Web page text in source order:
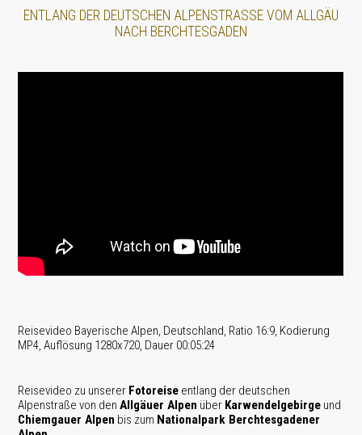
ENTLANG DER DEUTSCHEN ALPENSTRASSE VOM ALLGÄU N
ACH BERCHTESGADEN
Reisevideo Bayerische Alpen, Deutschland, Ratio 16:9, Kodierung
MP4, Auflösung 1280x720, Dauer 00:05:24
Reisevideo zu unserer Fotoreise entlang der deutschen
Alpenstraße von denAllgäuer Alpen über Karwendelgebirge und
Chiemgauer Alpen bis zum Nationalpark Berchtesgadener